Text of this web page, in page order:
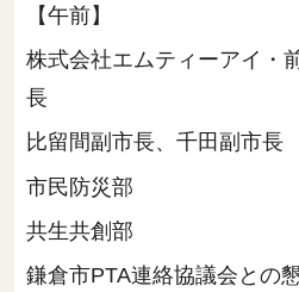
【午前】
株式会社エムティーアイ・
長
比留間副市長、千田副市長
市民防災部
共生共創部
鎌倉市PTA連絡協議会との